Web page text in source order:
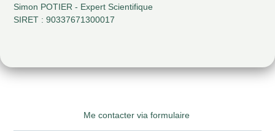
Simon POTIER - Expert Scientifique
SIRET : 90337671300017
Me contacter via formulaire